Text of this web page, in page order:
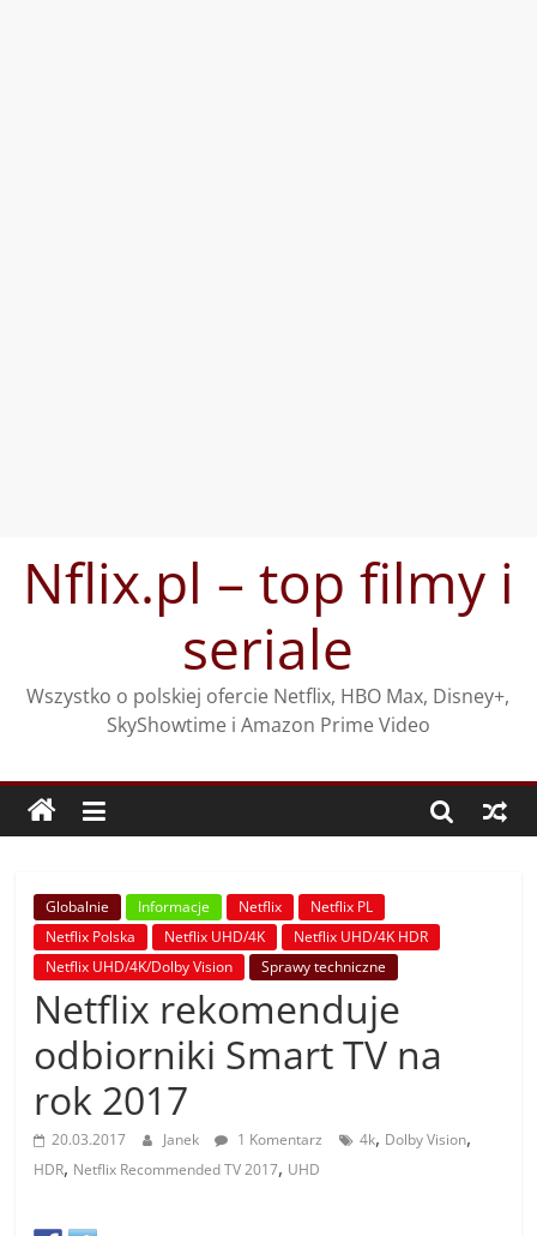
treściNflix.pl – top filmy i
seriale
Wszystko o polskiej ofercie Netflix, HBO Max, Disney+,
SkyShowtime i Amazon Prime Video
Globalnie Informacje Netflix
Netflix PL
Netflix Polska
Netflix UHD/4K
Netflix UHD/4K HDR
Netflix UHD/4K/Dolby Vision
Sprawy techniczne
Netflix rekomenduje
odbiorniki Smart TV na
rok 2017
20.03.2017 Janek 1 Komentarz 4k, Dolby Vision,
HDR, Netflix Recommended TV 2017, UHD